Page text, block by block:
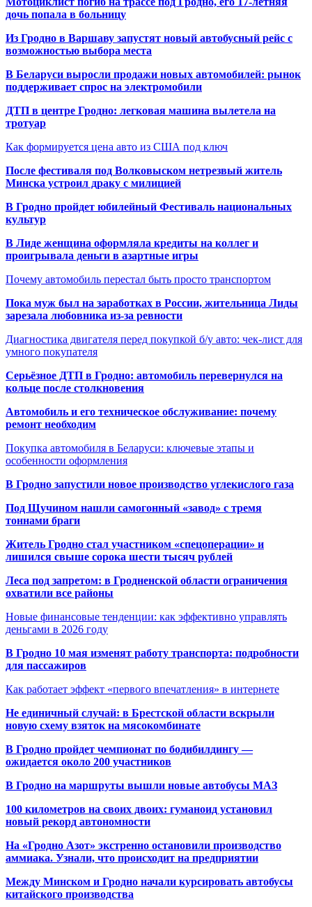
дочь попала в больницу
Из Гродно в Варшаву запустят новый автобусный рейс с
возможностью выбора места
В Беларуси выросли продажи новых автомобилей: рынок
поддерживает спрос на электромобили
ДТП в центре Гродно: легковая машина вылетела на
тротуар
Как формируется цена авто из США под ключ
После фестиваля под Волковыском нетрезвый житель
Минска устроил драку с милицией
В Гродно пройдет юбилейный Фестиваль национальных
культур
В Лиде женщина оформляла кредиты на коллег и
проигрывала деньги в азартные игры
Почему автомобиль перестал быть просто транспортом
Пока муж был на заработках в России, жительница Лиды
зарезала любовника из-за ревности
Диагностика двигателя перед покупкой б/у авто: чек-лист для
умного покупателя
Серьёзное ДТП в Гродно: автомобиль перевернулся на
кольце после столкновения
Автомобиль и его техническое обслуживание: почему
ремонт необходим
Покупка автомобиля в Беларуси: ключевые этапы и
особенности оформления
В Гродно запустили новое производство углекислого газа
Под Щучином нашли самогонный «завод» с тремя
тоннами браги
Житель Гродно стал участником «спецоперации» и
лишился свыше сорока шести тысяч рублей
Леса под запретом: в Гродненской области ограничения
охватили все районы
Новые финансовые тенденции: как эффективно управлять
деньгами в 2026 году
В Гродно 10 мая изменят работу транспорта: подробности
для пассажиров
Как работает эффект «первого впечатления» в интернете
Не единичный случай: в Брестской области вскрыли
новую схему взяток на мясокомбинате
В Гродно пройдет чемпионат по бодибилдингу —
ожидается около 200 участников
В Гродно на маршруты вышли новые автобусы МАЗ
100 километров на своих двоих: гуманоид установил
новый рекорд автономности
На «Гродно Азот» экстренно остановили производство
аммиака. Узнали, что происходит на предприятии
Между Минском и Гродно начали курсировать автобусы
китайского производства